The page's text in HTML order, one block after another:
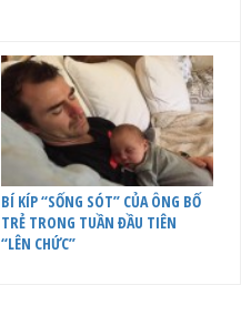
BÍ KÍP “SỐNG SÓT” CỦA ÔNG BỐ
TRẺ TRONG TUẦN ĐẦU TIÊN
“LÊN CHỨC”